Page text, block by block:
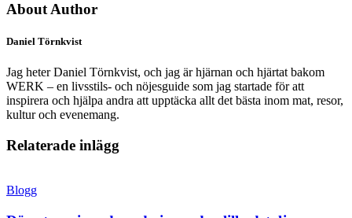
About Author
Daniel Törnkvist
Jag heter Daniel Törnkvist, och jag är hjärnan och hjärtat bakom
WERK – en livsstils- och nöjesguide som jag startade för att
inspirera och hjälpa andra att upptäcka allt det bästa inom mat, resor,
kultur och evenemang.
Relaterade inlägg
Blogg